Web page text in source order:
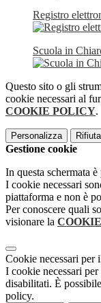
Registro
Scuola in
Questo sito o gli
cookie necessari al
COOKIE POLICY.
Personalizza
Gestione cookie
In questa schermata
I cookie necessari
piattaforma e non è
Per conoscere quali
visionare la
Cookie necessari per
I cookie necessari
disabilitati. È
policy.